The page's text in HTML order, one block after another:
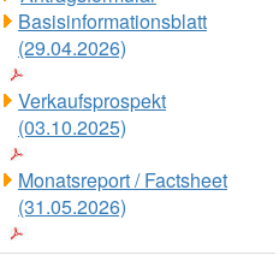
Basisinformationsblatt
(29.04.2026)
Verkaufsprospekt
(03.10.2025)
Monatsreport / Factsheet
(31.05.2026)